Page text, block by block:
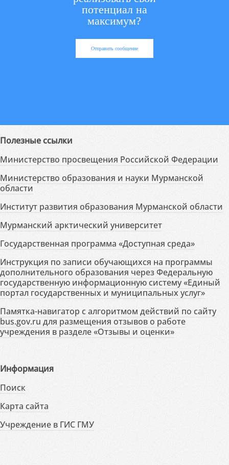
потенциал на
максимум?
Отправить сообщение
Полезные ссылки
Министерство просвещения Российской Федерации
Министерство образования и науки Мурманской
области
Институт развития образования Мурманской области
Мурманский арктический университет
Государственная программа «Доступная среда»
Инструкция по записи обучающихся на программы
дополнительного образования через Федеральную
государственную информационную систему «Единый
портал государственных и муниципальных услуг»
Памятка-навигатор с алгоритмом действий по сайту
bus.gov.ru для размещения отзывов о работе
учреждения в разделе «Отзывы и оценки»
Информация
Поиск
Карта сайта
Учреждение в ГИС ГМУ